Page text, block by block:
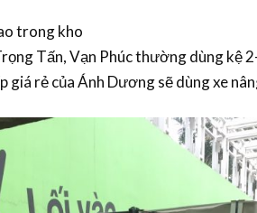
trong kho
Tấn, Vạn Phúc thường dùng kệ
giá rẻcủa Ánh Dương sẽ dùng xe